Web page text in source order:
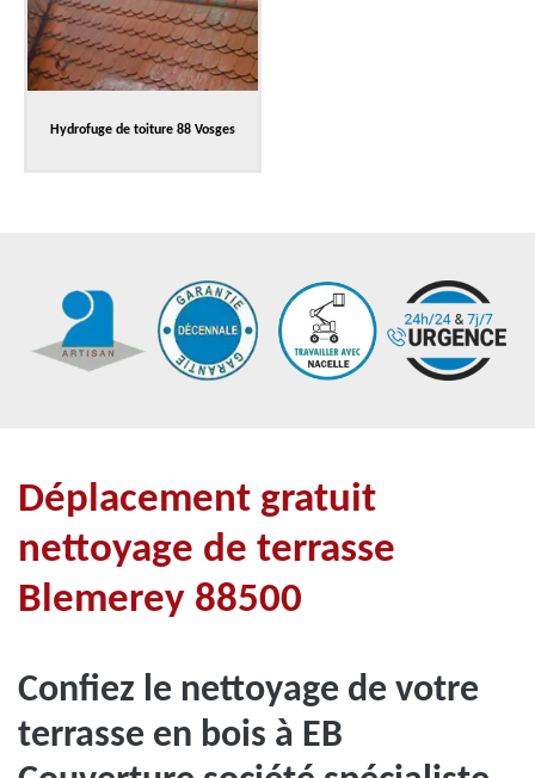
Hydrofuge de toiture 88 Vosges
Déplacement gratuit
nettoyage de terrasse
Blemerey 88500
Confiez le nettoyage de votre
terrasse en bois à EB